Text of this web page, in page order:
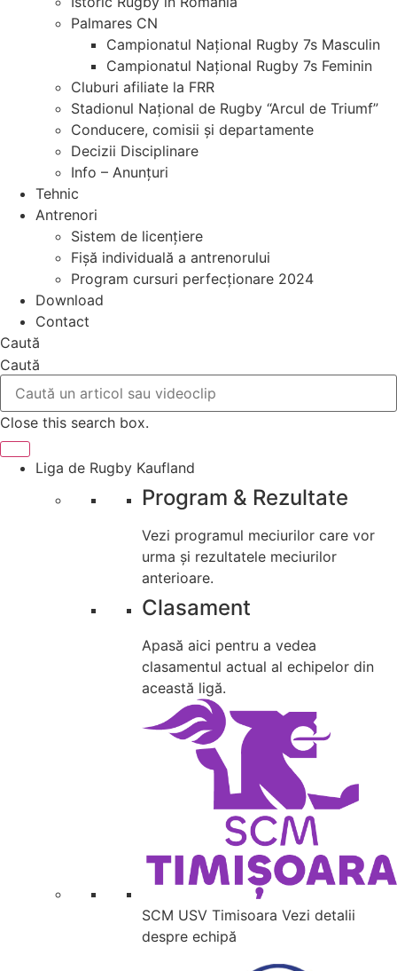
Palmares CN
Campionatul Național Rugby 7s Masculin
Campionatul Național Rugby 7s Feminin
Cluburi afiliate la FRR
Stadionul Național de Rugby “Arcul de Triumf”
Conducere, comisii și departamente
Decizii Disciplinare
Info – Anunțuri
Tehnic
Antrenori
Sistem de licențiere
Fișă individuală a antrenorului
Program cursuri perfecționare 2024
Download
Contact
Caută
Caută
Close this search box.
Liga de Rugby Kaufland
Program & Rezultate
Vezi programul meciurilor care vor
urma și rezultatele meciurilor
anterioare.
Clasament
Apasă aici pentru a vedea
clasamentul actual al echipelor din
această ligă.
SCM USV Timisoara Vezi detalii
despre echipă